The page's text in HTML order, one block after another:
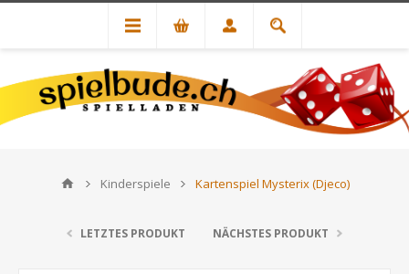
Kinderspiele Kartenspiel Mysterix (Djeco)
LETZTES PRODUKT NÄCHSTES PRODUKT